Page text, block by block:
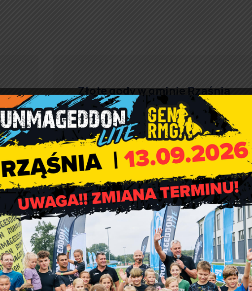
Złote gody w gminie Rząśnia